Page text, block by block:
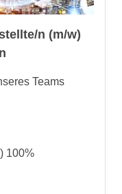
n (m/w)
Teams
100%